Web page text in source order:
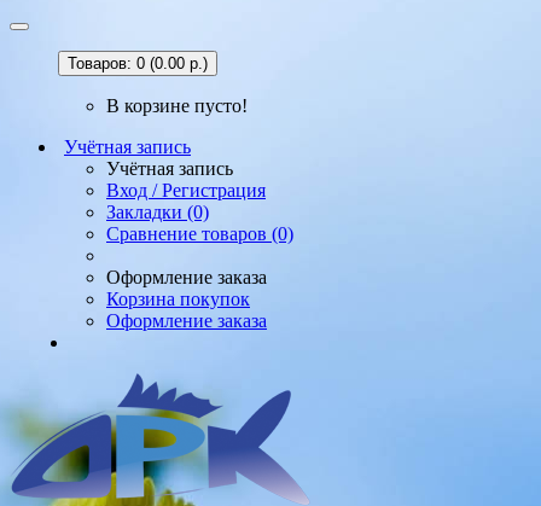
Товаров: 0 (0.00 р.)
В корзине пусто!
Учётная запись
Учётная запись
Вход / Регистрация
Закладки (0)
Сравнение товаров (0)
Оформление заказа
Корзина покупок
Оформление заказа